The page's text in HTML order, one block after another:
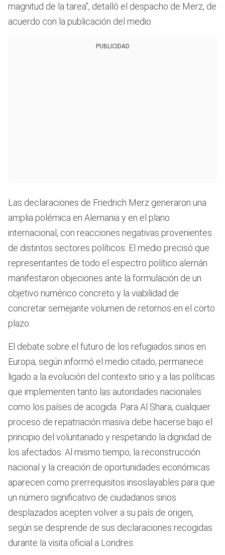
magnitud de la tarea”, detalló el despacho de Merz, de
acuerdo con la publicación del medio.
PUBLICIDAD
Las declaraciones de Friedrich Merz generaron una
amplia polémica en Alemania y en el plano
internacional, con reacciones negativas provenientes
de distintos sectores políticos. El medio precisó que
representantes de todo el espectro político alemán
manifestaron objeciones ante la formulación de un
objetivo numérico concreto y la viabilidad de
concretar semejante volumen de retornos en el corto
plazo.
El debate sobre el futuro de los refugiados sirios en
Europa, según informó el medio citado, permanece
ligado a la evolución del contexto sirio y a las políticas
que implementen tanto las autoridades nacionales
como los países de acogida. Para Al Shara, cualquier
proceso de repatriación masiva debe hacerse bajo el
principio del voluntariado y respetando la dignidad de
los afectados. Al mismo tiempo, la reconstrucción
nacional y la creación de oportunidades económicas
aparecen como prerrequisitos insoslayables para que
un número significativo de ciudadanos sirios
desplazados acepten volver a su país de origen,
según se desprende de sus declaraciones recogidas
durante la visita oficial a Londres.